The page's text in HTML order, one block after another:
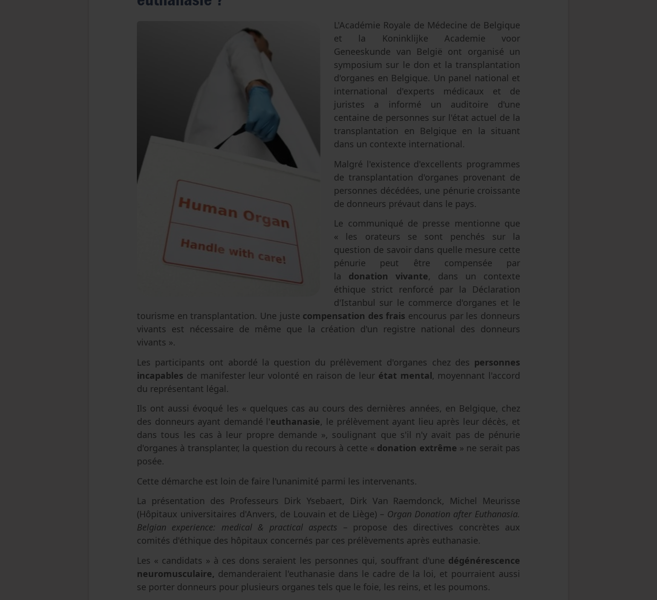
Transhumanisme
Intelligence artificielle
L'Académie Royale de Médecine de Belgique
et la Koninklijke Academie voor
Geneeskunde van België ont organisé un
symposium sur le don et la transplantation
d'organes en Belgique. Un panel national et
international d'experts médicaux et de
juristes a informé un auditoire d'une
centaine de personnes sur l'état actuel de la
transplantation en Belgique en la situant
dans un contexte international.
Malgré l'existence d'excellents programmes
de transplantation d'organes provenant de
personnes décédées, une pénurie croissante
de donneurs prévaut dans le pays.
Le communiqué de presse mentionne que
« les orateurs se sont penchés sur la
question de savoir dans quelle mesure cette
pénurie peut être compensée par
la donation vivante, dans un contexte
éthique strict renforcé par la Déclaration
d'Istanbul sur le commerce d'organes et le
tourisme en transplantation. Une juste compensation des frais encourus par les donneurs
vivants est nécessaire de même que la création d'un registre national des donneurs
vivants ».
Les participants ont abordé la question du prélèvement d'organes chez des personnes
incapables de manifester leur volonté en raison de leur état mental, moyennant l'accord
du représentant légal.
Ils ont aussi évoqué les « quelques cas au cours des dernières années, en Belgique, chez
des donneurs ayant demandé l'euthanasie, le prélèvement ayant lieu après leur décès, et
dans tous les cas à leur propre demande », soulignant que s'il n'y avait pas de pénurie
d'organes à transplanter, la question du recours à cette « donation extrême » ne serait pas
posée.
Cette démarche est loin de faire l'unanimité parmi les intervenants.
La présentation des Professeurs Dirk Ysebaert, Dirk Van Raemdonck, Michel Meurisse
(Hôpitaux universitaires d'Anvers, de Louvain et de Liège) – Organ Donation after Euthanasia.
Belgian experience: medical & practical aspects – propose des directives concrètes aux
comités d'éthique des hôpitaux concernés par ces prélèvements après euthanasie.
Les « candidats » à ces dons seraient les personnes qui, souffrant d'une dégénérescence
neuromusculaire, demanderaient l'euthanasie dans le cadre de la loi, et pourraient aussi
se porter donneurs pour plusieurs organes tels que le foie, les reins, et les poumons.